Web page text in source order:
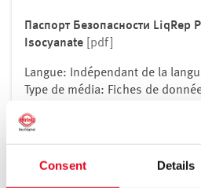
Consent Details
République tchèque
Roumanie
Royaume-Uni
Saint-Marin
Паспорт Безопасности LiqRep
Isocyanate
[pdf]
Langue: Indépendant de la
Type de média: Fiches de
Télécharger